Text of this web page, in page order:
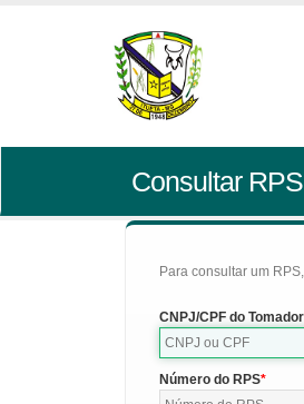
Consultar RPS
Para consultar um
CNPJ/CPF do Tomador
Número do RPS